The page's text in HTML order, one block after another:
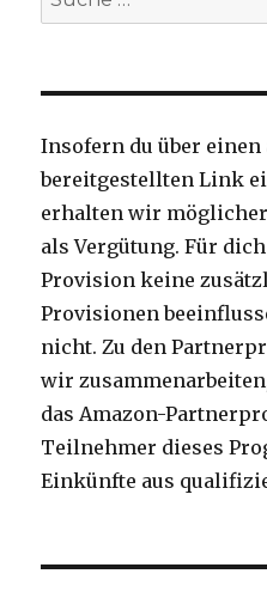
nach:
Insofern du über einen
bereitgestellten Link
erhalten wir
als Vergütung. Für
Provision keine
Provisionen
nicht. Zu den
wir
das Amazon-
Teilnehmer dieses
Einkünfte aus